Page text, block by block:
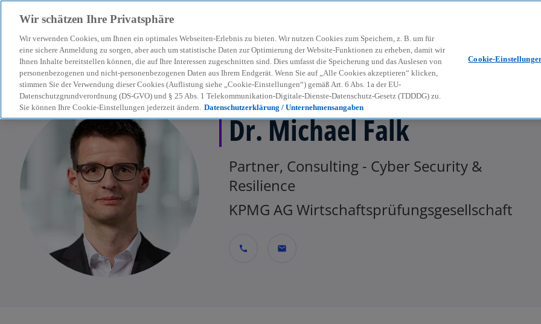
menu
Dr. Michael Falk
Partner, Consulting - Cyber Security &
Resilience
KPMG AG Wirtschaftsprüfungsgesellschaft
call mail
Wir schätzen Ihre Privatsphäre
Wir verwenden Cookies, um Ihnen ein optimales Webseiten-Erlebnis zu bieten. Wir nutzen Cookies zum Speichern, z. B. um für
eine sichere Anmeldung zu sorgen, aber auch um statistische Daten zur Optimierung der Website-Funktionen zu erheben, damit wir
Ihnen Inhalte bereitstellen können, die auf Ihre Interessen zugeschnitten sind. Dies umfasst die Speicherung und das Auslesen von
personenbezogenen und nicht-personenbezogenen Daten aus Ihrem Endgerät. Wenn Sie auf „Alle Cookies akzeptieren“ klicken,
stimmen Sie der Verwendung dieser Cookies (Auflistung siehe „Cookie-Einstellungen“) gemäß Art. 6 Abs. 1a der EU-
Datenschutzgrundverordnung (DS-GVO) und § 25 Abs. 1 Telekommunikation-Digitale-Dienste-Datenschutz-Gesetz (TDDDG) zu.
Sie können Ihre Cookie-Einstellungen jederzeit ändern. Datenschutzerklärung / Unternehmensangaben
Cookie-